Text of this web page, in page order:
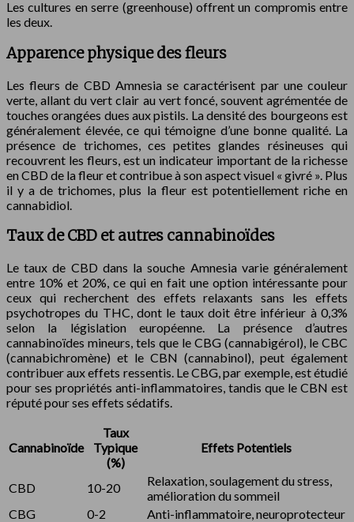
Les cultures en serre (greenhouse) offrent un compromis entre
les deux.
Apparence physique des fleurs
Les fleurs de CBD Amnesia se caractérisent par une couleur
verte, allant du vert clair au vert foncé, souvent agrémentée de
touches orangées dues aux pistils. La densité des bourgeons est
généralement élevée, ce qui témoigne d’une bonne qualité. La
présence de trichomes, ces petites glandes résineuses qui
recouvrent les fleurs, est un indicateur important de la richesse
en CBD de la fleur et contribue à son aspect visuel « givré ». Plus
il y a de trichomes, plus la fleur est potentiellement riche en
cannabidiol.
Taux de CBD et autres cannabinoïdes
Le taux de CBD dans la souche Amnesia varie généralement
entre 10% et 20%, ce qui en fait une option intéressante pour
ceux qui recherchent des effets relaxants sans les effets
psychotropes du THC, dont le taux doit être inférieur à 0,3%
selon la législation européenne. La présence d’autres
cannabinoïdes mineurs, tels que le CBG (cannabigérol), le CBC
(cannabichromène) et le CBN (cannabinol), peut également
contribuer aux effets ressentis. Le CBG, par exemple, est étudié
pour ses propriétés anti-inflammatoires, tandis que le CBN est
réputé pour ses effets sédatifs.
Cannabinoïde
Taux
Typique
(%)
Effets Potentiels
CBD 10-20
Relaxation, soulagement du stress,
amélioration du sommeil
CBG
0-2
Anti-inflammatoire, neuroprotecteur